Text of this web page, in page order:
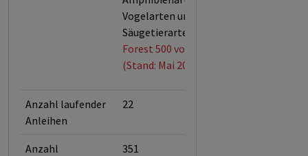
Vogelarten und 68 % der
Säugetierarten.
Forest 500 von Global Canopy
(Stand: Mai 2026)
Anzahl laufender
Anleihen
22
Anzahl
351